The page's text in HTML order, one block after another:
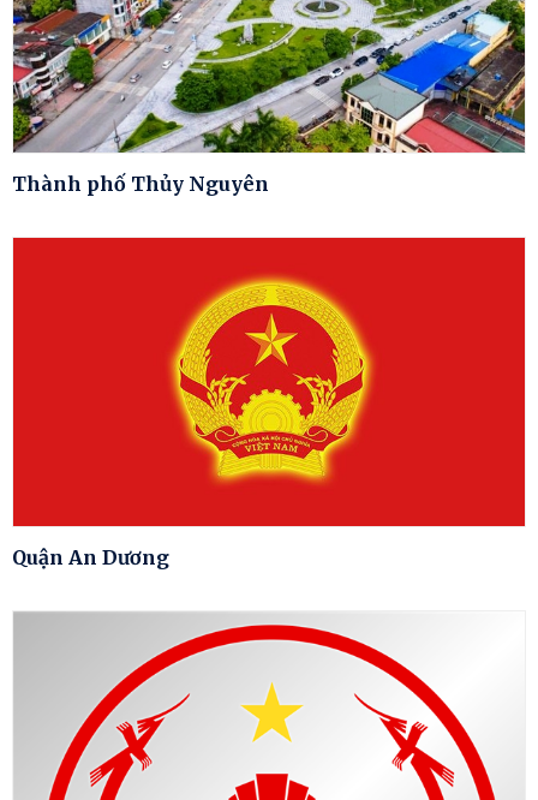
Thành phố Thủy Nguyên
Quận An Dương